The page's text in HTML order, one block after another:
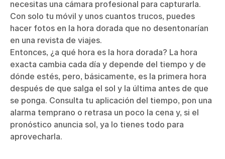
necesitas una cámara profesional para capturarla.
Con solo tu móvil y unos cuantos trucos, puedes
hacer fotos en la hora dorada que no desentonarían
en una revista de viajes.
Entonces, ¿a qué hora es la hora dorada? La hora
exacta cambia cada día y depende del tiempo y de
dónde estés, pero, básicamente, es la primera hora
después de que salga el sol y la última antes de que
se ponga. Consulta tu aplicación del tiempo, pon una
alarma temprano o retrasa un poco la cena y, si el
pronóstico anuncia sol, ya lo tienes todo para
aprovecharla.